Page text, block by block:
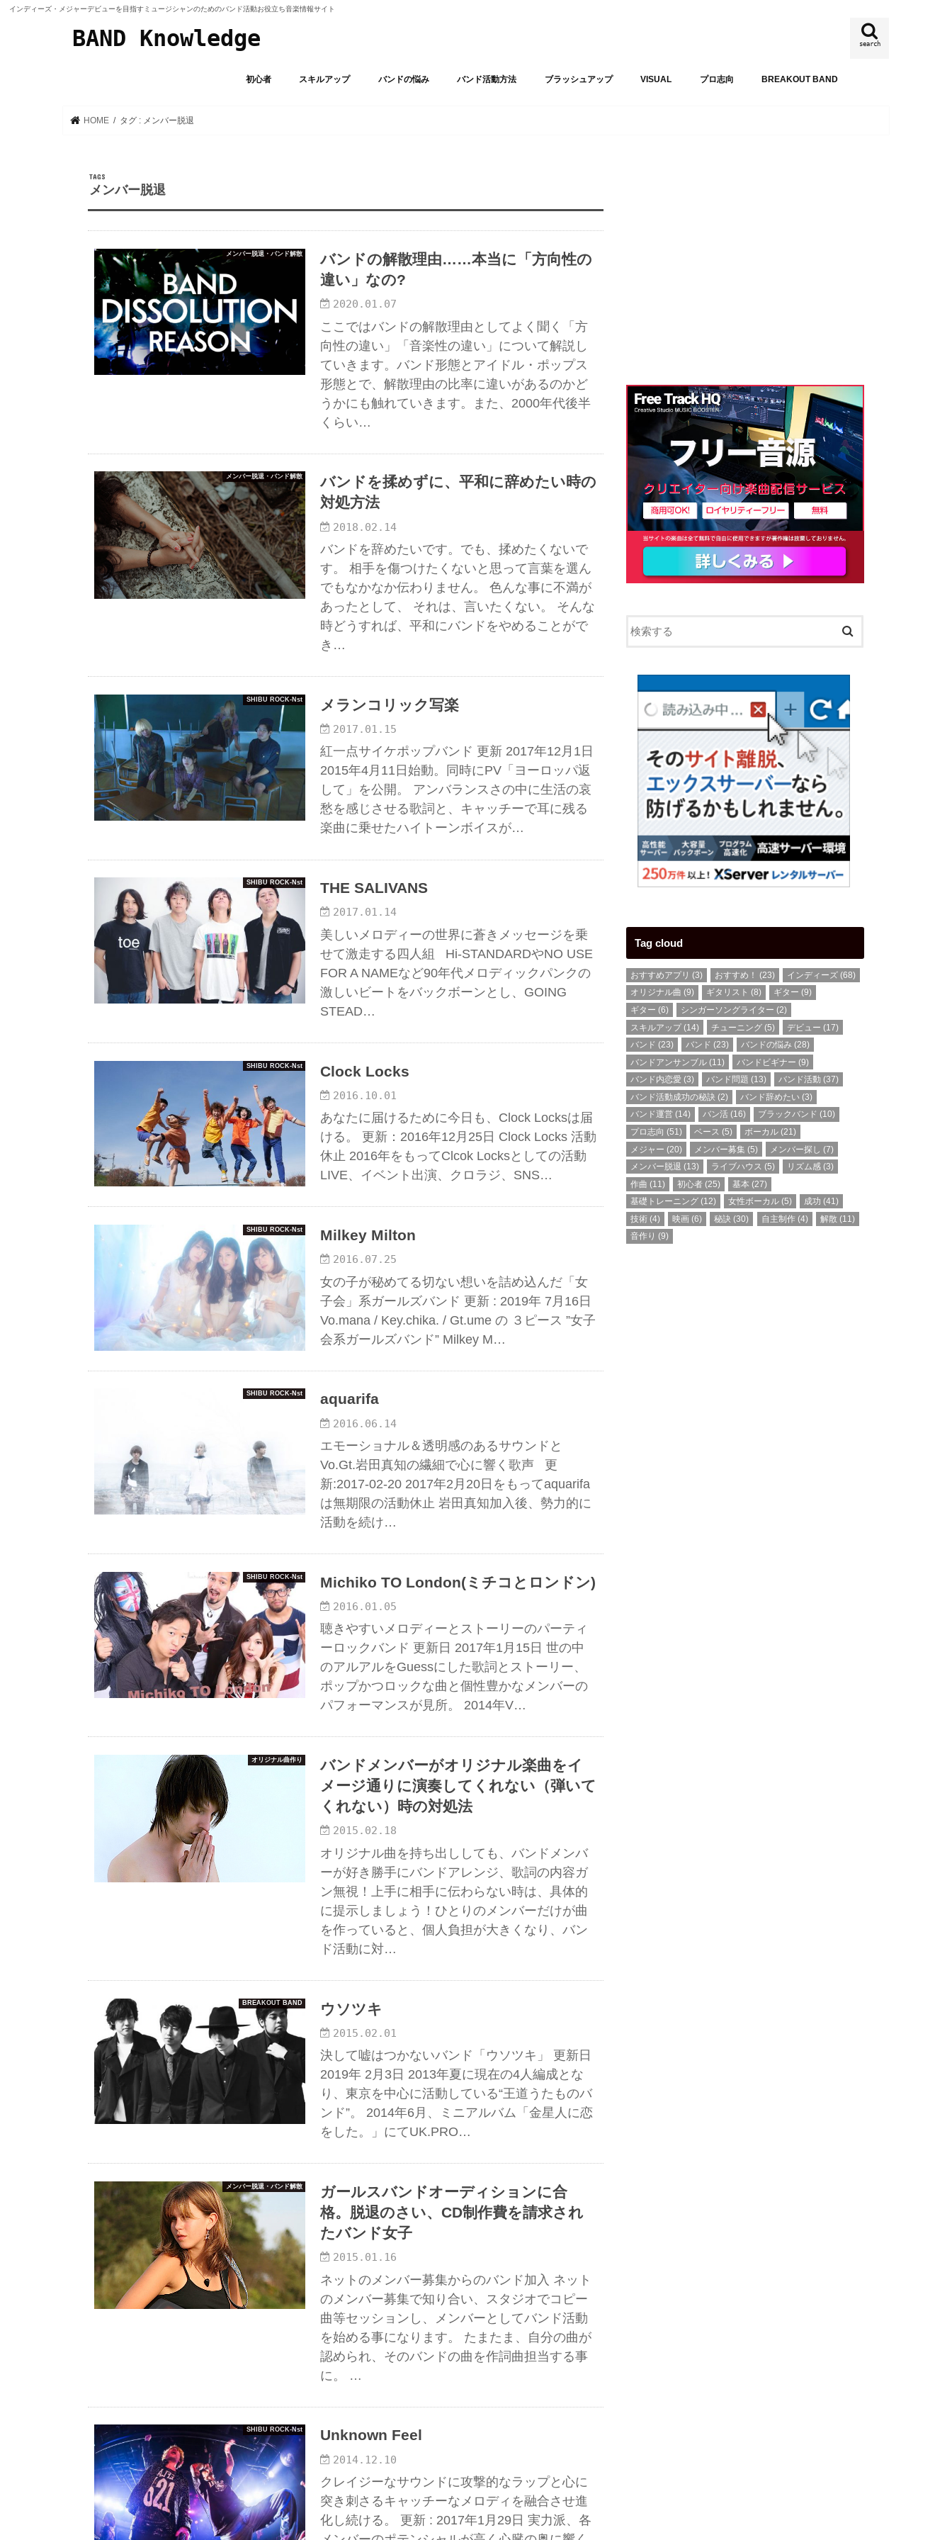
インディーズ・メジャーデビューを目指すミュージシャンのためのバンド活動お役立ち音楽情報サイト
BAND Knowledge search
初心者 スキルアップ バンドの悩み バンド活動方法 ブラッシュアップ VISUAL プロ志向 BREAKOUT BAND
HOME タグ : メンバー脱退
メンバー脱退
メンバー脱退・バンド解散
バンドの解散理由……本当に「方向性の
違い」なの?
2020.01.07
ここではバンドの解散理由としてよく聞く「方
向性の違い」「音楽性の違い」について解説し
ていきます。バンド形態とアイドル・ポップス
形態とで、解散理由の比率に違いがあるのかど
うかにも触れていきます。また、2000年代後半
くらい…
メンバー脱退・バンド解散
バンドを揉めずに、平和に辞めたい時の
対処方法
2018.02.14
バンドを辞めたいです。でも、揉めたくないで
す。 相手を傷つけたくないと思って言葉を選ん
でもなかなか伝わりません。 色んな事に不満が
あったとして、 それは、言いたくない。 そんな
時どうすれば、平和にバンドをやめることがで
き…
SHIBU ROCK-Nst メランコリック写楽
2017.01.15
紅一点サイケポップバンド 更新 2017年12月1日
2015年4月11日始動。同時にPV「ヨーロッパ返
して」を公開。 アンバランスさの中に生活の哀
愁を感じさせる歌詞と、キャッチーで耳に残る
楽曲に乗せたハイトーンボイスが…
SHIBU ROCK-Nst THE SALIVANS
2017.01.14
美しいメロディーの世界に蒼きメッセージを乗
せて激走する四人組 Hi-STANDARDやNO USE
FOR A NAMEなど90年代メロディックパンクの
激しいビートをバックボーンとし、GOING
STEAD…
SHIBU ROCK-Nst Clock Locks
2016.10.01
あなたに届けるために今日も、Clock Locksは届
ける。 更新：2016年12月25日 Clock Locks 活動
休止 2016年をもってClcok Locksとしての活動
LIVE、イベント出演、クロラジ、SNS…
SHIBU ROCK-Nst Milkey Milton
2016.07.25
女の子が秘めてる切ない想いを詰め込んだ「女
子会」系ガールズバンド 更新 : 2019年 7月16日 ​
Vo.mana / Key.chika. / Gt.ume の ３ピース ”女子
会系ガールズバンド” Milkey M…
SHIBU ROCK-Nst aquarifa
2016.06.14
エモーショナル＆透明感のあるサウンドと
Vo.Gt.岩田真知の繊細で心に響く歌声 更
新:2017-02-20 2017年2月20日をもってaquarifa
は無期限の活動休止 岩田真知加入後、勢力的に
活動を続け…
SHIBU ROCK-Nst Michiko TO London(ミチコとロンドン)
2016.01.05
聴きやすいメロディーとストーリーのパーティ
ーロックバンド 更新日 2017年1月15日 世の中
のアルアルをGuessにした歌詞とストーリー、
ポップかつロックな曲と個性豊かなメンバーの
パフォーマンスが見所。 2014年V…
オリジナル曲作り
バンドメンバーがオリジナル楽曲をイ
メージ通りに演奏してくれない（弾いて
くれない）時の対処法
2015.02.18
オリジナル曲を持ち出ししても、バンドメンバ
ーが好き勝手にバンドアレンジ、歌詞の内容ガ
ン無視！上手に相手に伝わらない時は、具体的
に提示しましょう！ひとりのメンバーだけが曲
を作っていると、個人負担が大きくなり、バン
ド活動に対…
BREAKOUT BAND ウソツキ
2015.02.01
決して嘘はつかないバンド「ウソツキ」 更新日
2019年 2月3日 2013年夏に現在の4人編成とな
り、東京を中心に活動している“王道うたものバ
ンド”。 2014年6月、ミニアルバム「金星人に恋
をした。」にてUK.PRO…
メンバー脱退・バンド解散
ガールスバンドオーディションに合
格。脱退のさい、CD制作費を請求され
たバンド女子
2015.01.16
ネットのメンバー募集からのバンド加入 ネット
のメンバー募集で知り合い、スタジオでコピー
曲等セッションし、メンバーとしてバンド活動
を始める事になります。 たまたま、自分の曲が
認められ、そのバンドの曲を作詞曲担当する事
に。 …
SHIBU ROCK-Nst Unknown Feel
2014.12.10
クレイジーなサウンドに攻撃的なラップと心に
突き刺さるキャッチーなメロディを融合させ進
化し続ける。 更新 : 2017年1月29日 実力派、各
Tag cloud
おすすめアプリ (3) おすすめ！ (23) インディーズ (68)
オリジナル曲 (9) ギタリスト (8) ギター (9)
ギター (6) シンガーソングライター (2)
スキルアップ (14) チューニング (5) デビュー (17)
バンド (23) バンド (23) バンドの悩み (28)
バンドアンサンブル (11) バンドビギナー (9)
バンド内恋愛 (3) バンド問題 (13) バンド活動 (37)
バンド活動成功の秘訣 (2) バンド辞めたい (3)
バンド運営 (14) バン活 (16) ブラックバンド (10)
プロ志向 (51) ベース (5) ボーカル (21)
メジャー (20) メンバー募集 (5) メンバー探し (7)
メンバー脱退 (13) ライブハウス (5) リズム感 (3)
作曲 (11) 初心者 (25) 基本 (27)
基礎トレーニング (12) 女性ボーカル (5) 成功 (41)
技術 (4) 映画 (6) 秘訣 (30) 自主制作 (4) 解散 (11)
音作り (9)